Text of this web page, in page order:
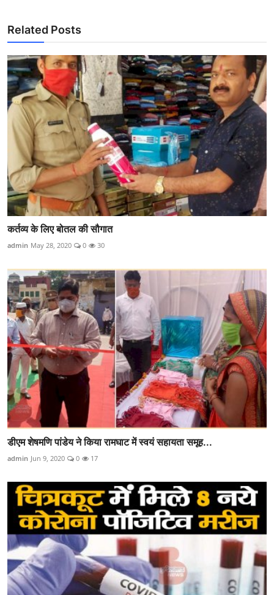
Related Posts
कर्तव्य के लिए बोतल की सौगात
admin May 28, 2020 0 30
डीएम शेषमणि पांडेय ने किया रामघाट में स्वयं सहायता समूह...
admin Jun 9, 2020 0 17